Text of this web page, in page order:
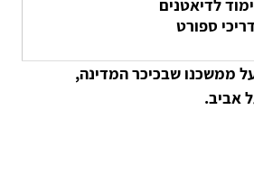
לדיאטנים
ספורט
ממשכנו שבכיכר המדינה,